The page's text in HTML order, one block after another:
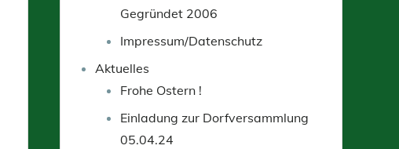
Gegründet 2006
Impressum/Datenschutz
Aktuelles
Frohe Ostern !
Einladung zur Dorfversammlung
05.04.24